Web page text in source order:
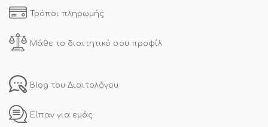
Τρόποι πληρωμής
Μάθε το διαιτητικό σου προφίλ
Blog του Διαιτολόγου
Είπαν για εμάς